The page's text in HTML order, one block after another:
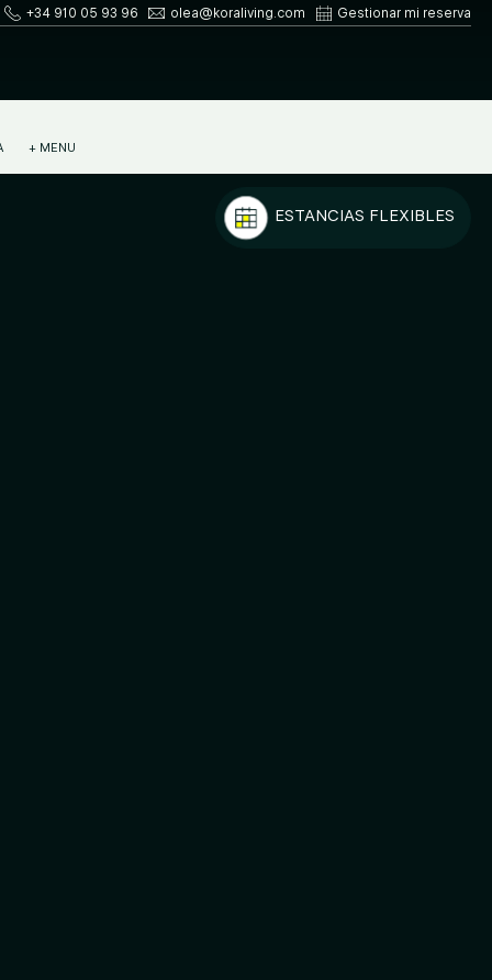
ESTANCIAS FLEXIBLES
+34 910 05 93 96 olea@koraliving.com Gestionar mi reserva
+ MENU